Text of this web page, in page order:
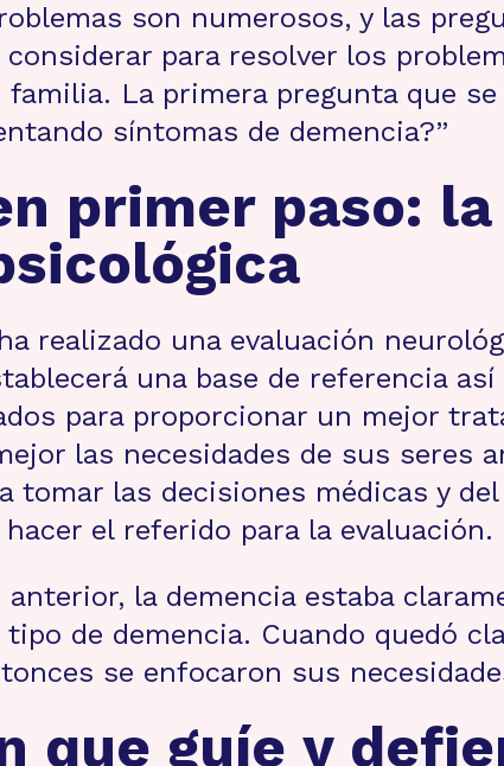
son numerosos, y las
para resolver los
La primera pregunta que
síntomas de demencia?”
primer paso:
realizado una evaluación
una base de referencia
para proporcionar un mejor
las necesidades de sus seres
tomar las decisiones médicas y
hacer el referido para la evaluación.
anterior, la demencia estaba
tipo de demencia. Cuando quedó
se enfocaron sus
que guíe y